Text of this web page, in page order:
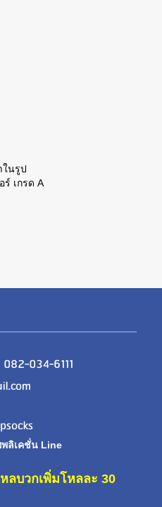
ในรูป
ร์ เกรด A
034-6111
ลิเคชั่น Line
ลบวกเพิ่มโหลละ 30